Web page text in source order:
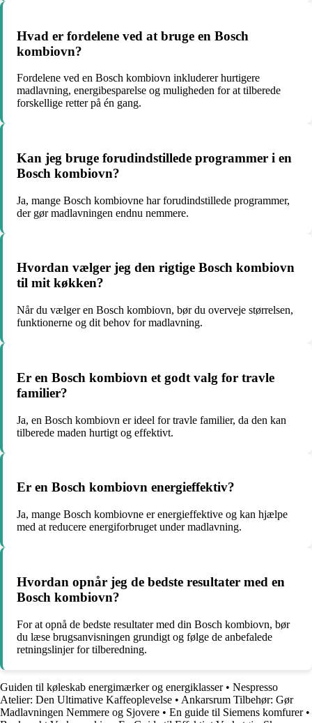
Hvad er fordelene ved at bruge en Bosch
kombiovn?
Fordelene ved en Bosch kombiovn inkluderer hurtigere
madlavning, energibesparelse og muligheden for at tilberede
forskellige retter på én gang.
Kan jeg bruge forudindstillede programmer i en
Bosch kombiovn?
Ja, mange Bosch kombiovne har forudindstillede programmer,
der gør madlavningen endnu nemmere.
Hvordan vælger jeg den rigtige Bosch kombiovn
til mit køkken?
Når du vælger en Bosch kombiovn, bør du overveje størrelsen,
funktionerne og dit behov for madlavning.
Er en Bosch kombiovn et godt valg for travle
familier?
Ja, en Bosch kombiovn er ideel for travle familier, da den kan
tilberede maden hurtigt og effektivt.
Er en Bosch kombiovn energieffektiv?
Ja, mange Bosch kombiovne er energieffektive og kan hjælpe
med at reducere energiforbruget under madlavning.
Hvordan opnår jeg de bedste resultater med en
Bosch kombiovn?
For at opnå de bedste resultater med din Bosch kombiovn, bør
du læse brugsanvisningen grundigt og følge de anbefalede
retningslinjer for tilberedning.
Guiden til køleskab energimærker og energiklasser• Nespresso
Atelier: Den Ultimative Kaffeoplevelse • Ankarsrum Tilbehør: Gør
Madlavningen Nemmere og Sjovere • En guide til Siemens komfurer•